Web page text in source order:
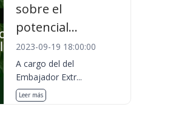
sobre el
potencial...
2023-09-19 18:00:00
A cargo del del
Embajador Extr...
Leer más